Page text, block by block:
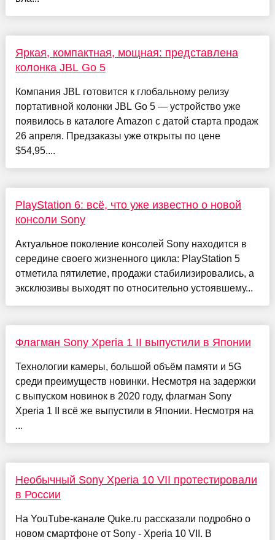
Яркая, компактная, мощная: представлена
колонка JBL Go 5
Компания JBL готовится к глобальному релизу
портативной колонки JBL Go 5 — устройство уже
появилось в каталоге Amazon с датой старта продаж
26 апреля. Предзаказы уже открыты по цене
$54,95....
PlayStation 6: всё, что уже известно о новой
консоли Sony
Актуальное поколение консолей Sony находится в
середине своего жизненного цикла: PlayStation 5
отметила пятилетие, продажи стабилизировались, а
эксклюзивы выходят по относительно устоявшему...
Флагман Sony Xperia 1 II выпустили в Японии
Технологии камеры, большой объём памяти и 5G
среди преимуществ новинки. Несмотря на задержки
с выпуском новинок в 2020 году, флагман Sony
Xperia 1 II всё же выпустили в Японии. Несмотря на
...
Необычный Sony Xperia 10 VII протестировали
в России
На YouTube-канале Quke.ru рассказали подробно о
новом смартфоне от Sony - Xperia 10 VII. В